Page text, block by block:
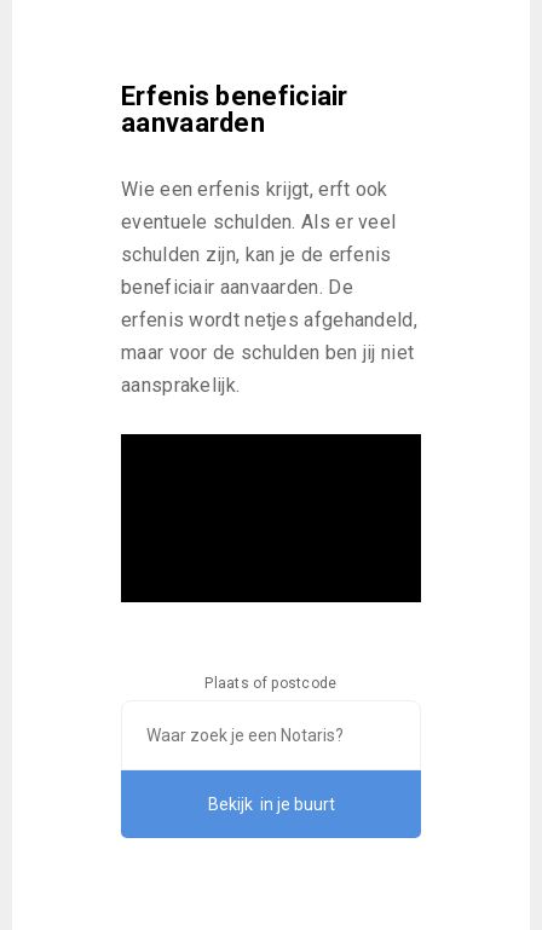
Erfenis beneficiair
aanvaarden
Wie een erfenis krijgt, erft ook
eventuele schulden. Als er veel
schulden zijn, kan je de erfenis
beneficiair aanvaarden. De
erfenis wordt netjes afgehandeld,
maar voor de schulden ben jij niet
aansprakelijk.
Plaats of postcode